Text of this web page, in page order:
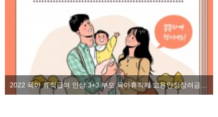
2022 육아 휴직급여 인상 3+3 부모 육아휴직제 고용안정장려금을 알아보자